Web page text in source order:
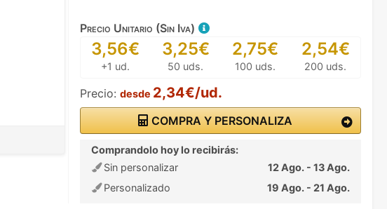
Precio Unitario (Sin Iva)
3,56€
+1 ud.
3,25€
50 uds.
2,75€
100 uds.
2,54€
200 uds.
Precio: desde 2,34€/ud.
COMPRA Y PERSONALIZA
Comprandolo hoy lo recibirás:
Sin personalizar
12 Ago. - 13 Ago.
Personalizado
19 Ago. - 21 Ago.